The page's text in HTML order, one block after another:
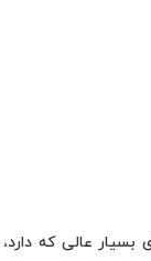
عالی که